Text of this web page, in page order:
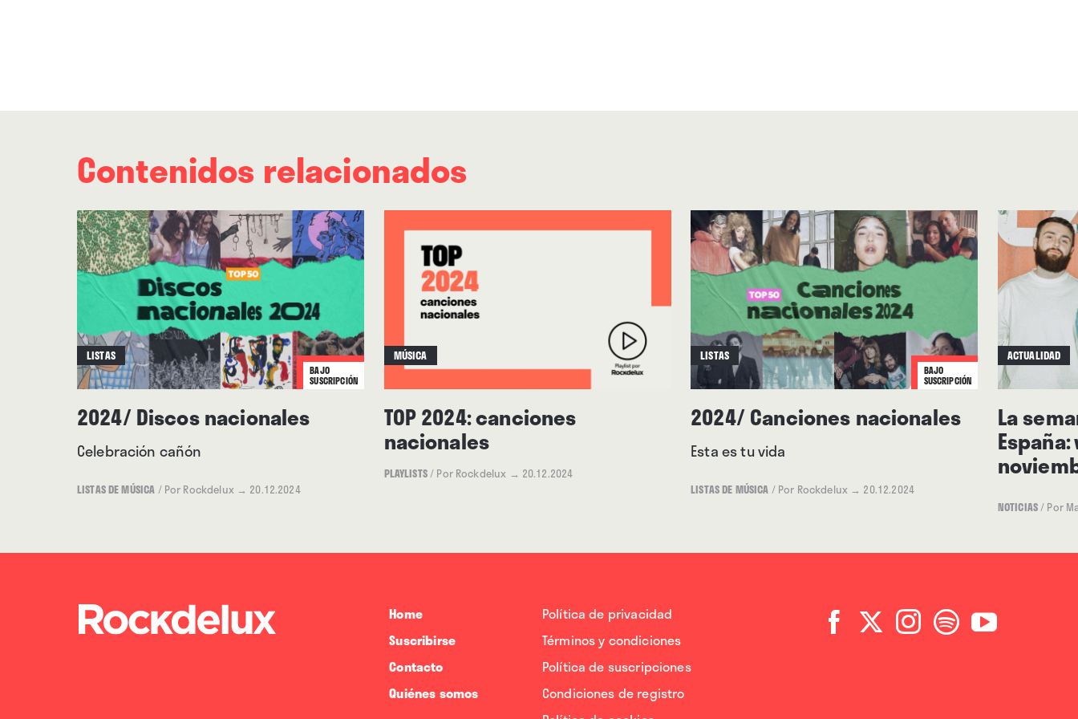
Contenidos relacionados
BAJO
SUSCRIPCIÓN
LISTAS
2024/ Discos nacionales
Celebración cañón
LISTAS DE MÚSICA / Por Rockdelux → 20.12.2024
MÚSICA
TOP 2024: canciones
nacionales
PLAYLISTS/ Por Rockdelux → 20.12.2024
BAJO
SUSCRIPCIÓN
LISTAS
2024/ Canciones nacionales
Esta es tu vida
LISTAS DE MÚSICA / Por Rockdelux → 20.12.2024
ACTUALIDAD
La
NOTICIAS/ Por
Home
Suscribirse
Contacto
Quiénes somos
Política de privacidad
Términos y condiciones
Política de suscripciones
Condiciones de registro